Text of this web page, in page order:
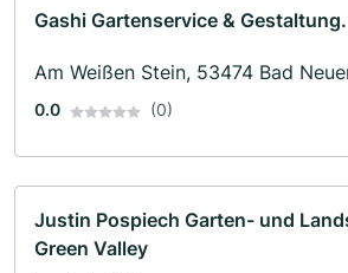
Gashi Gartenservice & Gestaltung.
Am Weißen Stein, 53474 Bad
0.0 (0)
Justin Pospiech Garten- und
Green Valley